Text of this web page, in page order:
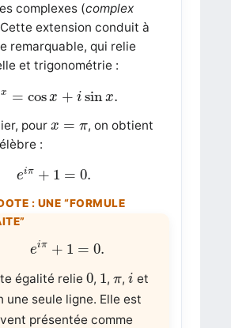
complexes (complex
extension conduit à
remarquable, qui relie
et trigonométrie :
x = cosx + i sinx.
e + sin
pour x = π
x=π
, on obtient
:
eiπ + 1 = 0.
ei π +1 0.
eiπ + 1 = 0.
ei π +1 0.
égalité relie 0
0, 1
1 , π
π, i
i et
une seule ligne. Elle est
présentée comme